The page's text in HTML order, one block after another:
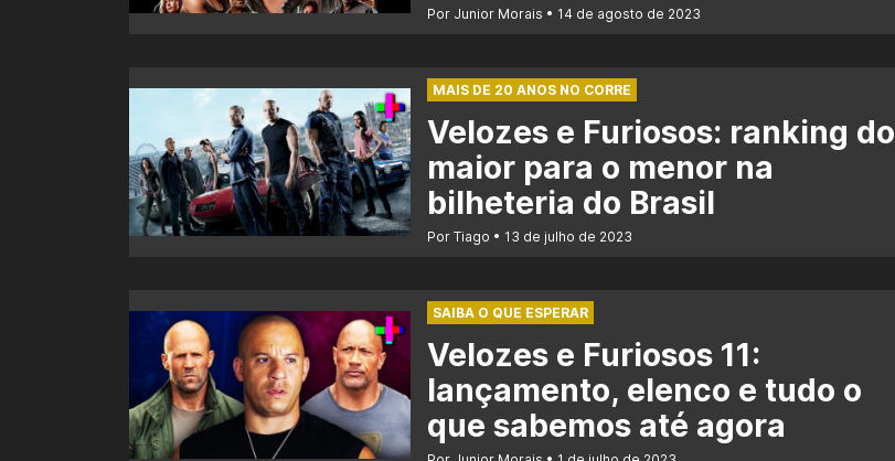
Por Junior Morais 14 de agosto de 2023
MAIS DE 20 ANOS NO CORRE
Velozes e Furiosos: ranking do
maior para o menor na
bilheteria do Brasil
Por Tiago 13 de julho de 2023
SAIBA O QUE ESPERAR
Velozes e Furiosos 11:
lançamento, elenco e tudo o
que sabemos até agora